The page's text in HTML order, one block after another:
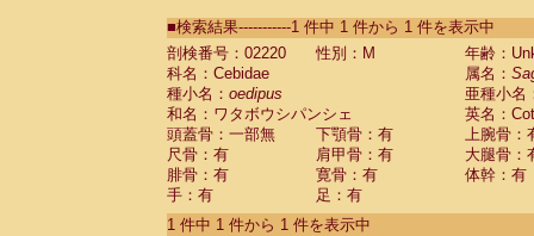
CebidaeSaguinus labiatus(0)
Cebidae Saguinus leucopus (0)
Cebidae
Cebidae
CebidaeSaguinus nigricollis (0)
Cebidae Saguinus oedipus
Cebidae Saguinus weddelli
Cebidae Saguinusspp.
Cebidae Aotus trivirgatus
Cebidae Cebus albifrons
■検索結果-----------1 件中 1 件から 1 件を表示中
剖検番号：02220
性別：M
年齢：
科名：Cebidae
属名：
種小名： oedipus
亜種小名
和名：ワタボウシパンシェ
英名：
頭蓋骨：一部無
下顎骨：有
上腕骨：
尺骨：有
肩甲骨：有
大腿骨：
腓骨：有
寛骨：有
体幹：有
手：有
足：有
1 件中 1 件から 1 件を表示中